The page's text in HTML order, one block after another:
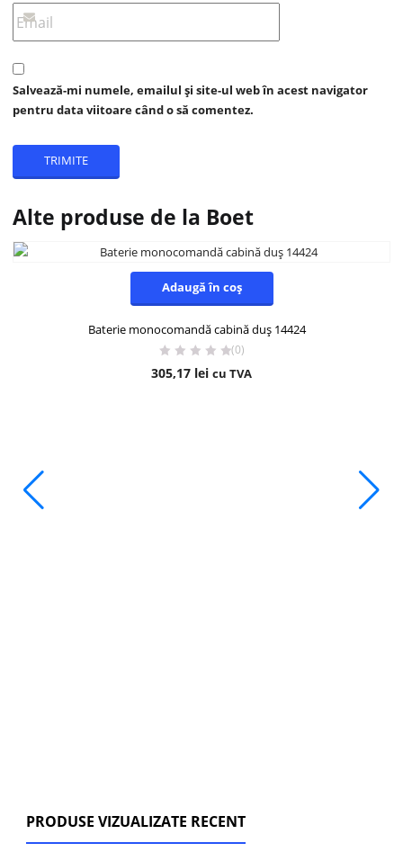
Salvează-mi numele, emailul și site-ul web în acest navigator
pentru data viitoare când o să comentez.
Alte produse de la Boet
Adaugă în coș
Baterie monocomandă cabină duș 14424
(0)
305,17 lei cu TVA
PRODUSE VIZUALIZATE RECENT